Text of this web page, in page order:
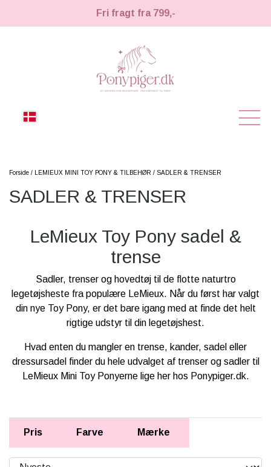
Fri fragt fra 799,-
NYHEDER
KÆPHESTE
STRIGLER & TILBEHØR
FODER & TILBEHØR
SPRING & FORHINDRINGER
STALD & TILBEHØR
RYTTER
PAKKER & SÆT
LEMIEUX TOY PONY
TIL HESTEPIGER
KÆPHESTE & TILBEHØR
LEMIEUX MINI TOY PONY & TILBEHØR
HKM CUDDLE PONY
HESTEBAMSER
LEGETØJS HESTE
LEMIEUX TOY PUPPIES
RYTTER
PONY
BRANDS
NEDSAT
Forside LEMIEUX MINI TOY PONY & TILBEHØR SADLER & TRENSER
SADLER & TRENSER
LeMieux Toy Pony sadel &
trense
Sadler, trenser og hovedtøj til de flotte naturtro
legetøjsheste fra populære LeMieux. Når du først har valgt
din nye Toy Pony, er det bare igang med at finde det helt
rigtige udstyr til din legetøjshest.
Hvad enten du mangler en trense, kander, sadel eller
dressursadel finder du hele udvalget af trenser og sadler til
LeMieux Mini Toy Ponyerne lige her hos Ponypiger.dk.
Pris Farve Mærke